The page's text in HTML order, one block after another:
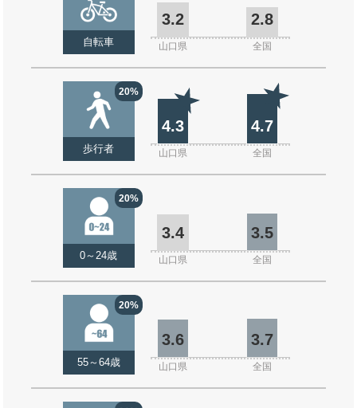
自転車
3.2 2.8
山口県 全国
20%
歩行者
4.3 4.7
山口県 全国
20%
0～24歳
3.4 3.5
山口県 全国
20%
55～64歳
3.6 3.7
山口県 全国